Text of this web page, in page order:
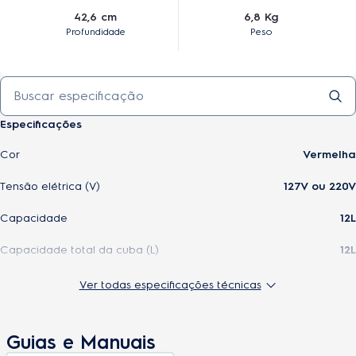
42,6 cm
Profundidade
6,8 Kg
Peso
Especificações
Cor Vermelha
Tensão elétrica (V) 127V ou 220V
Capacidade 12L
Capacidade total da cuba (L) 12L
Cesto removível
Tipo de painel
Ver todas especificações técnicas
Guias e Manuais